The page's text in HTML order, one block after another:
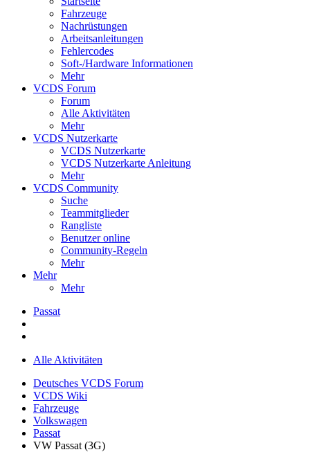
Fahrzeuge
Nachrüstungen
Arbeitsanleitungen
Fehlercodes
Soft-/Hardware Informationen
Mehr
VCDS Forum
Forum
Alle Aktivitäten
Mehr
VCDS Nutzerkarte
VCDS Nutzerkarte
VCDS Nutzerkarte Anleitung
Mehr
VCDS Community
Suche
Teammitglieder
Rangliste
Benutzer online
Community-Regeln
Mehr
Mehr
Mehr
Passat
Alle Aktivitäten
Deutsches VCDS Forum
VCDS Wiki
Fahrzeuge
Volkswagen
Passat
VW Passat (3G)